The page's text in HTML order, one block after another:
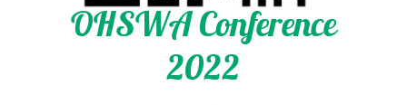
OHSWA Conference
2022